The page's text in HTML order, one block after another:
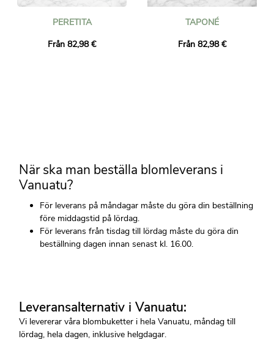
PERETITA
Från 82,98 €
TAPONÉ
Från 82,98 €
När ska man beställa blomleverans i
Vanuatu?
För leverans på måndagar måste du göra din beställning
före middagstid på lördag.
För leverans från tisdag till lördag måste du göra din
beställning dagen innan senast kl. 16.00.
Leveransalternativ i Vanuatu:
Vi levererar våra blombuketter i hela Vanuatu, måndag till
lördag, hela dagen, inklusive helgdagar.